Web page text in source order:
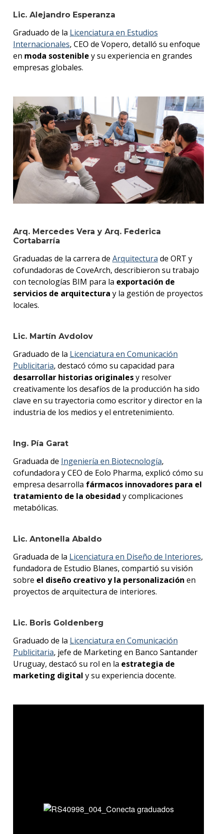
Lic. Alejandro Esperanza
Graduado de la Licenciatura en Estudios
Internacionales, CEO de Vopero, detalló su enfoque
en moda sostenible y su experiencia en grandes
empresas globales.
Arq. Mercedes Vera y Arq. Federica
Cortabarría
Graduadas de la carrera de Arquitectura de ORT y
cofundadoras de CoveArch, describieron su trabajo
con tecnologías BIM para la exportación de
servicios de arquitectura y la gestión de proyectos
locales.
Lic. Martín Avdolov
Graduado de la Licenciatura en Comunicación
Publicitaria, destacó cómo su capacidad para
desarrollar historias originalesy resolver
creativamente los desafíos de la producción ha sido
clave en su trayectoria como escritor y director en la
industria de los medios y el entretenimiento.
Ing. Pía Garat
Graduada de Ingeniería en Biotecnología,
cofundadora y CEO de Eolo Pharma, explicó cómo su
empresa desarrolla fármacos innovadores para el
tratamiento de la obesidad y complicaciones
metabólicas.
Lic. Antonella Abaldo
Graduada de la Licenciatura en Diseño de Interiores,
fundadora de Estudio Blanes, compartió su visión
sobre el diseño creativo y la personalización en
proyectos de arquitectura de interiores.
Lic. Boris Goldenberg
Graduado de la Licenciatura en Comunicación
Publicitaria, jefe de Marketing en Banco Santander
Uruguay, destacó su rol en la estrategia de
marketing digital y su experiencia docente.